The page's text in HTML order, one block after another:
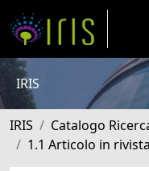
IRIS
IRIS Catalogo
1.1 Articolo in rivista